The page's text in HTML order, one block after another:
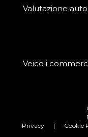
Valutazione auto
Veicoli
Privacy
| Cookie